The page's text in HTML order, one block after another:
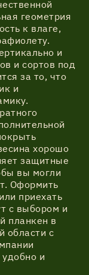
геометрия
к влаге,
и
и сортов под
за то, что
и
хорошо
защитные
вы могли
Оформить
приехать
с выбором и
планкен в
области с
и